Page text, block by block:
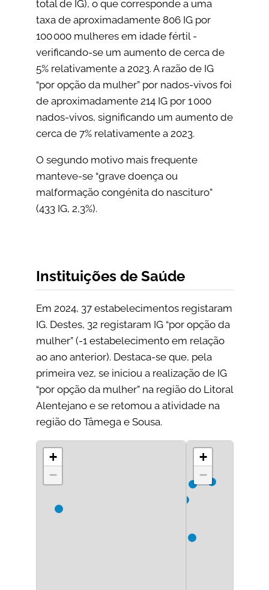
total de IG), o que corresponde a uma
taxa de aproximadamente 806 IG por
100 000 mulheres em idade fértil -
verificando-se um aumento de cerca de
5% relativamente a 2023. A razão de IG
“por opção da mulher” por nados-vivos foi
de aproximadamente 214 IG por 1 000
nados-vivos, significando um aumento de
cerca de 7% relativamente a 2023.
O segundo motivo mais frequente
manteve-se “grave doença ou
malformação congénita do nascituro”
(433 IG, 2,3%).
Instituições de Saúde
Em 2024, 37 estabelecimentos registaram
IG. Destes, 32 registaram IG “por opção da
mulher” (-1 estabelecimento em relação
ao ano anterior). Destaca-se que, pela
primeira vez, se iniciou a realização de IG
“por opção da mulher” na região do Litoral
Alentejano e se retomou a atividade na
região do Tâmega e Sousa.
+
−
+
−